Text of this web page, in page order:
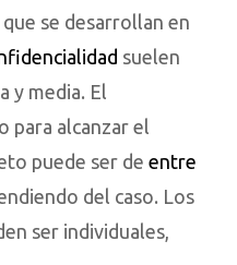
se desarrollan en
suelen
y media. El
para alcanzar el
puede ser deentre
del caso. Los
ser individuales,